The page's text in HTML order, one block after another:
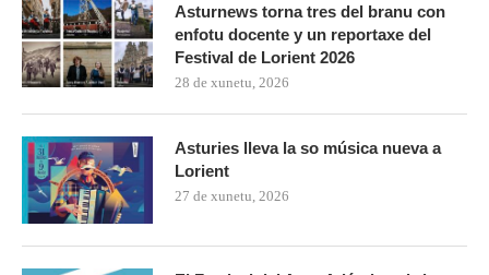
Asturnews torna tres del branu con
enfotu docente y un reportaxe del
Festival de Lorient 2026
28 de xunetu, 2026
Asturies lleva la so música nueva a
Lorient
27 de xunetu, 2026